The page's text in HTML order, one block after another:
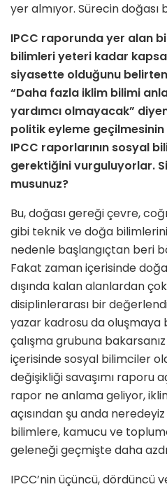
yer almıyor. Sürecin
IPCC raporunda yer alan
bilimleri yeteri kadar
siyasette olduğunu
“Daha fazla iklim bilimi
yardımcı olmayacak”
politik eyleme geçilmesinin
IPCC raporlarının sosyal
gerektiğini vurguluyorlar.
musunuz?
Bu, doğası gereği çevre,
gibi teknik ve doğa
nedenle başlangıçtan beri
Fakat zaman içerisinde
dışında kalan alanlardan
disiplinlerarası bir
yazar kadrosu da oluşmaya
çalışma grubuna
içerisinde sosyal bilimciler
değişikliği savaşımı raporu
rapor ne anlama geliyor,
açısından şu anda
bilimlere, kamucu ve
geleneği geçmişte daha
IPCC’nin üçüncü,